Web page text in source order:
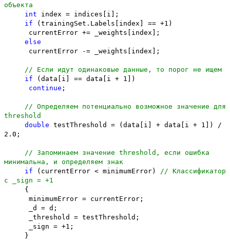
объекта
int index = indices[i];
if (trainingSet.Labels[index] == +1)
currentError += _weights[index];
else
currentError -= _weights[index];
// Если идут одинаковые данные, то порог не ищем
if (data[i] == data[i + 1])
continue ;
// Определяем потенциально возможное значение для
threshold
double testThreshold = (data[i] + data[i + 1]) /
2.0;
// Запоминаем значение threshold, если ошибка
минимальна, и определяем знак
if (currentError < minimumError)
// Классификатор
с _sign = +1
{
minimumError = currentError;
_d = d;
_threshold = testThreshold;
_sign = +1;
}